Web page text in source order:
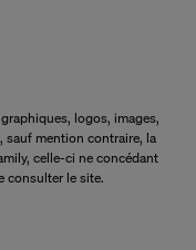
logos, images,
sauf mention contraire, la
celle-ci ne concédant
consulter le site.